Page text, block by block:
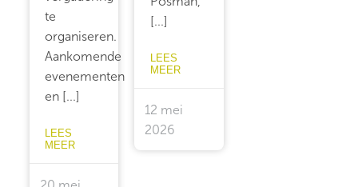
te
organiseren.
Aankomende
evenementen
en [...]
LEES
MEER
[...]
LEES
MEER
12 mei
2026